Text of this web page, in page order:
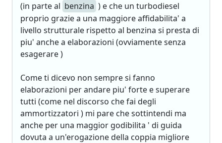
(in parte al benzina ) e che un turbodiesel
proprio grazie a una maggiore affidabilita' a
livello strutturale rispetto al benzina si presta di
piu' anche a elaborazioni (ovviamente senza
esagerare )
Come ti dicevo non sempre si fanno
elaborazioni per andare piu' forte e superare
tutti (come nel discorso che fai degli
ammortizzatori ) mi pare che sottintendi ma
anche per una maggior godibilita ' di guida
dovuta a un'erogazione della coppia migliore